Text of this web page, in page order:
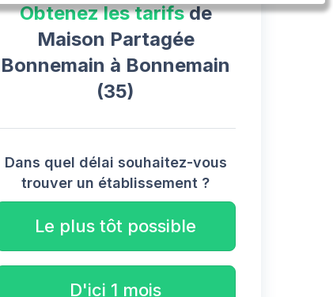
Obtenez les tarifsde
Maison Partagée
Bonnemain à Bonnemain
(35)
Dans quel délai souhaitez-vous
trouver un établissement ?
Le plus tôt possible
D'ici 1 mois